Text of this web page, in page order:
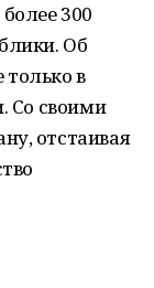
300
Об
в
Со своими
отстаивая